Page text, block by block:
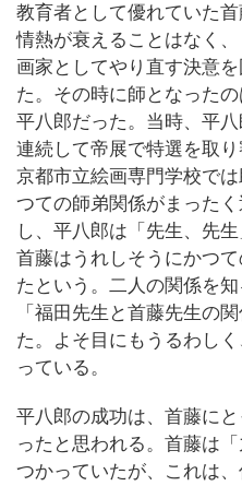
教育者として優れていた
情熱が衰えることはなく
画家としてやり直す決意
た。その時に師となった
平八郎だった。当時、平
連続して帝展で特選を取り
京都市立絵画専門学校で
つての師弟関係がまった
し、平八郎は「先生、先
首藤はうれしそうにかつ
たという。二人の関係を
「福田先生と首藤先生の
た。よそ目にもうるわし
っている。
平八郎の成功は、首藤に
ったと思われる。首藤は
つかっていたが、これは